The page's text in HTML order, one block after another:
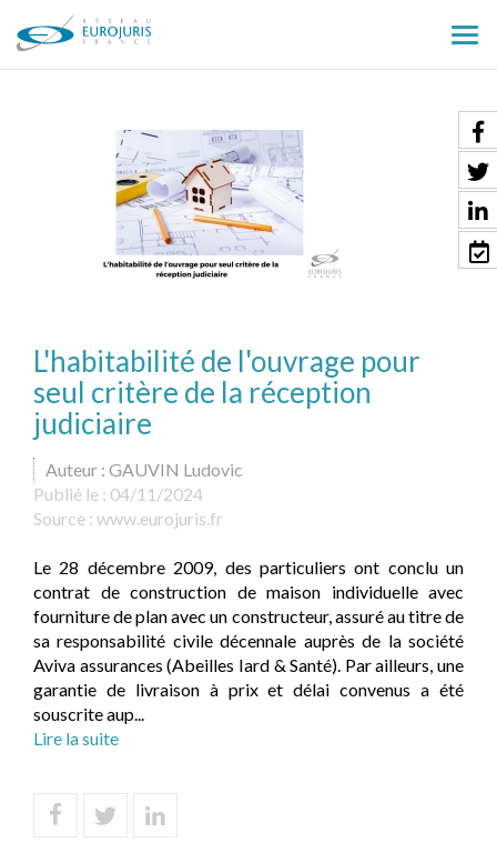
le
L'habitabilité de l'ouvrage pour
seul critère de la réception
judiciaire
Auteur : GAUVIN Ludovic
Publié le : 04/11/2024
Source : www.eurojuris.fr
Le 28 décembre 2009, des particuliers ont conclu un
contrat de construction de maison individuelle avec
fourniture de plan avec un constructeur, assuré au titre de
sa responsabilité civile décennale auprès de la société
Aviva assurances (Abeilles Iard & Santé). Par ailleurs, une
garantie de livraison à prix et délai convenus a été
souscrite aup...
Lire la suite